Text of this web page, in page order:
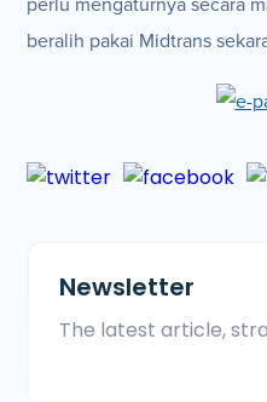
beralih pakai Midtrans
Newsletter
The latest article,